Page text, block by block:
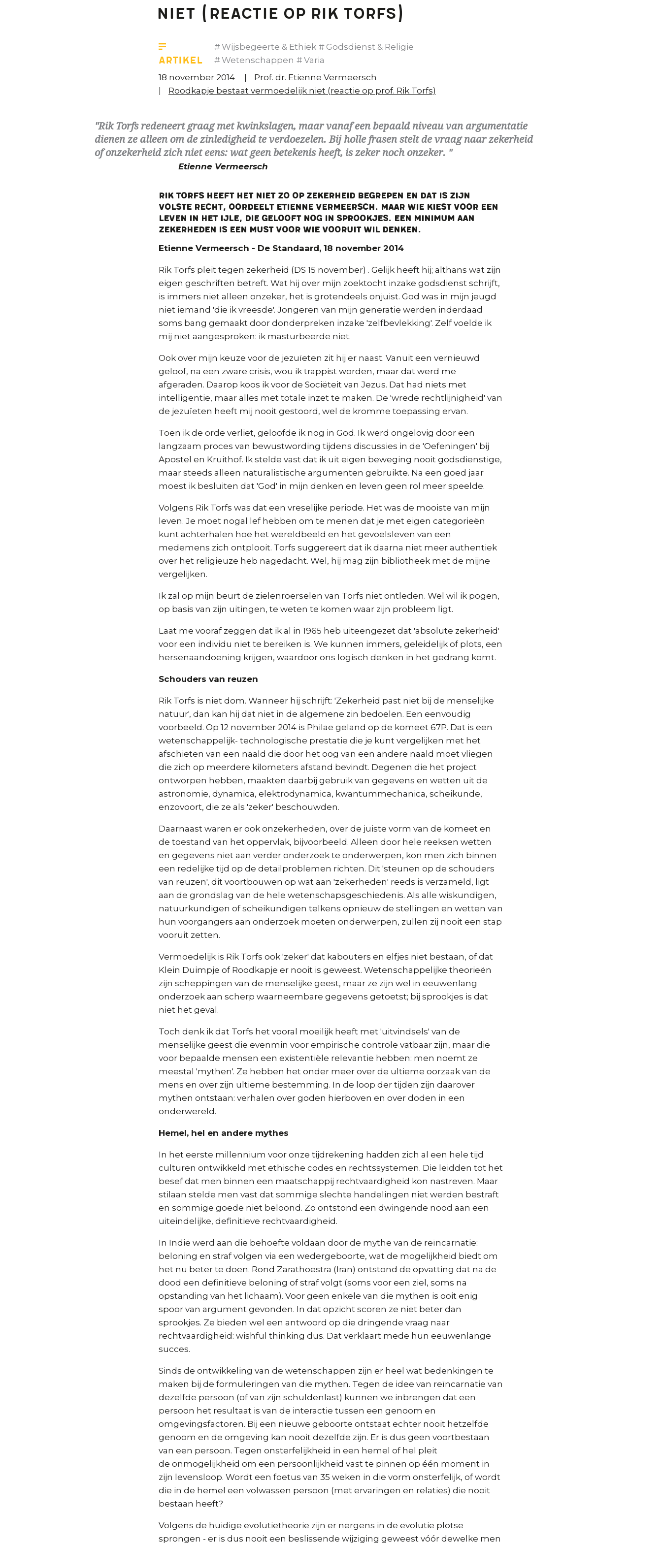
niet (reactie op Rik Torfs)
Artikel
Wijsbegeerte & Ethiek
Godsdienst & Religie
Wetenschappen
Varia
18 november 2014
Prof. dr. Etienne Vermeersch
Roodkapje bestaat vermoedelijk niet (reactie op prof. Rik Torfs)
Rik Torfs redeneert graag met kwinkslagen, maar vanaf een bepaald niveau van argumentatie
dienen ze alleen om de zinledigheid te verdoezelen. Bij holle frasen stelt de vraag naar zekerheid
of onzekerheid zich niet eens: wat geen betekenis heeft, is zeker noch onzeker.
Etienne Vermeersch
Rik Torfs heeft het niet zo op zekerheid begrepen en dat is zijn
volste recht, oordeelt Etienne Vermeersch. Maar wie kiest voor een
leven in het ijle, die gelooft nog in sprookjes. Een minimum aan
zekerheden is een must voor wie vooruit wil denken.
Etienne Vermeersch - De Standaard, 18 november 2014
Rik Torfs pleit tegen zekerheid (DS 15 november) . Gelijk heeft hij; althans wat zijn
eigen geschriften betreft. Wat hij over mijn zoektocht inzake godsdienst schrijft,
is immers niet alleen onzeker, het is grotendeels onjuist. God was in mijn jeugd
niet iemand 'die ik vreesde'. Jongeren van mijn generatie werden inderdaad
soms bang gemaakt door donderpreken inzake 'zelfbevlekking'. Zelf voelde ik
mij niet aangesproken: ik masturbeerde niet.
Ook over mijn keuze voor de jezuïeten zit hij er naast. Vanuit een vernieuwd
geloof, na een zware crisis, wou ik trappist worden, maar dat werd me
afgeraden. Daarop koos ik voor de Sociëteit van Jezus. Dat had niets met
intelligentie, maar alles met totale inzet te maken. De 'wrede rechtlijnigheid' van
de jezuïeten heeft mij nooit gestoord, wel de kromme toepassing ervan.
Toen ik de orde verliet, geloofde ik nog in God. Ik werd ongelovig door een
langzaam proces van bewustwording tijdens discussies in de 'Oefeningen' bij
Apostel en Kruithof. Ik stelde vast dat ik uit eigen beweging nooit godsdienstige,
maar steeds alleen naturalistische argumenten gebruikte. Na een goed jaar
moest ik besluiten dat 'God' in mijn denken en leven geen rol meer speelde.
Volgens Rik Torfs was dat een vreselijke periode. Het was de mooiste van mijn
leven. Je moet nogal lef hebben om te menen dat je met eigen categorieën
kunt achterhalen hoe het wereldbeeld en het gevoelsleven van een
medemens zich ontplooit. Torfs suggereert dat ik daarna niet meer authentiek
over het religieuze heb nagedacht. Wel, hij mag zijn bibliotheek met de mijne
vergelijken.
Ik zal op mijn beurt de zielenroerselen van Torfs niet ontleden. Wel wil ik pogen,
op basis van zijn uitingen, te weten te komen waar zijn probleem ligt.
Laat me vooraf zeggen dat ik al in 1965 heb uiteengezet dat 'absolute zekerheid'
voor een individu niet te bereiken is. We kunnen immers, geleidelijk of plots, een
hersenaandoening krijgen, waardoor ons logisch denken in het gedrang komt.
Schouders van reuzen
Rik Torfs is niet dom. Wanneer hij schrijft: 'Zekerheid past niet bij de menselijke
natuur', dan kan hij dat niet in de algemene zin bedoelen. Een eenvoudig
voorbeeld. Op 12 november 2014 is Philae geland op de komeet 67P. Dat is een
wetenschappelijk- technologische prestatie die je kunt vergelijken met het
afschieten van een naald die door het oog van een andere naald moet vliegen
die zich op meerdere kilometers afstand bevindt. Degenen die het project
ontworpen hebben, maakten daarbij gebruik van gegevens en wetten uit de
astronomie, dynamica, elektrodynamica, kwantummechanica, scheikunde,
enzovoort, die ze als 'zeker' beschouwden.
Daarnaast waren er ook onzekerheden, over de juiste vorm van de komeet en
de toestand van het oppervlak, bijvoorbeeld. Alleen door hele reeksen wetten
en gegevens niet aan verder onderzoek te onderwerpen, kon men zich binnen
een redelijke tijd op de detailproblemen richten. Dit 'steunen op de schouders
van reuzen', dit voortbouwen op wat aan 'zekerheden' reeds is verzameld, ligt
aan de grondslag van de hele wetenschapsgeschiedenis. Als alle wiskundigen,
natuurkundigen of scheikundigen telkens opnieuw de stellingen en wetten van
hun voorgangers aan onderzoek moeten onderwerpen, zullen zij nooit een stap
vooruit zetten.
Vermoedelijk is Rik Torfs ook 'zeker' dat kabouters en elfjes niet bestaan, of dat
Klein Duimpje of Roodkapje er nooit is geweest. Wetenschappelijke theorieën
zijn scheppingen van de menselijke geest, maar ze zijn wel in eeuwenlang
onderzoek aan scherp waarneembare gegevens getoetst; bij sprookjes is dat
niet het geval.
Toch denk ik dat Torfs het vooral moeilijk heeft met 'uitvindsels' van de
menselijke geest die evenmin voor empirische controle vatbaar zijn, maar die
voor bepaalde mensen een existentiële relevantie hebben: men noemt ze
meestal 'mythen'. Ze hebben het onder meer over de ultieme oorzaak van de
mens en over zijn ultieme bestemming. In de loop der tijden zijn daarover
mythen ontstaan: verhalen over goden hierboven en over doden in een
onderwereld.
Hemel, hel en andere mythes
In het eerste millennium voor onze tijdrekening hadden zich al een hele tijd
culturen ontwikkeld met ethische codes en rechtssystemen. Die leidden tot het
besef dat men binnen een maatschappij rechtvaardigheid kon nastreven. Maar
stilaan stelde men vast dat sommige slechte handelingen niet werden bestraft
en sommige goede niet beloond. Zo ontstond een dwingende nood aan een
uiteindelijke, definitieve rechtvaardigheid.
In Indië werd aan die behoefte voldaan door de mythe van de reïncarnatie:
beloning en straf volgen via een wedergeboorte, wat de mogelijkheid biedt om
het nu beter te doen. Rond Zarathoestra (Iran) ontstond de opvatting dat na de
dood een definitieve beloning of straf volgt (soms voor een ziel, soms na
opstanding van het lichaam). Voor geen enkele van die mythen is ooit enig
spoor van argument gevonden. In dat opzicht scoren ze niet beter dan
sprookjes. Ze bieden wel een antwoord op die dringende vraag naar
rechtvaardigheid: wishful thinking dus. Dat verklaart mede hun eeuwenlange
succes.
Sinds de ontwikkeling van de wetenschappen zijn er heel wat bedenkingen te
maken bij de formuleringen van die mythen. Tegen de idee van reïncarnatie van
dezelfde persoon (of van zijn schuldenlast) kunnen we inbrengen dat een
persoon het resultaat is van de interactie tussen een genoom en
omgevingsfactoren. Bij een nieuwe geboorte ontstaat echter nooit hetzelfde
genoom en de omgeving kan nooit dezelfde zijn. Er is dus geen voortbestaan
van een persoon. Tegen onsterfelijkheid in een hemel of hel pleit
de onmogelijkheid om een persoonlijkheid vast te pinnen op één moment in
zijn levensloop. Wordt een foetus van 35 weken in die vorm onsterfelijk, of wordt
die in de hemel een volwassen persoon (met ervaringen en relaties) die nooit
bestaan heeft?
Volgens de huidige evolutietheorie zijn er nergens in de evolutie plotse
sprongen - er is dus nooit een beslissende wijziging geweest vóór dewelke men